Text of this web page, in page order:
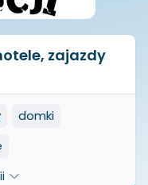
zajazdy
domki